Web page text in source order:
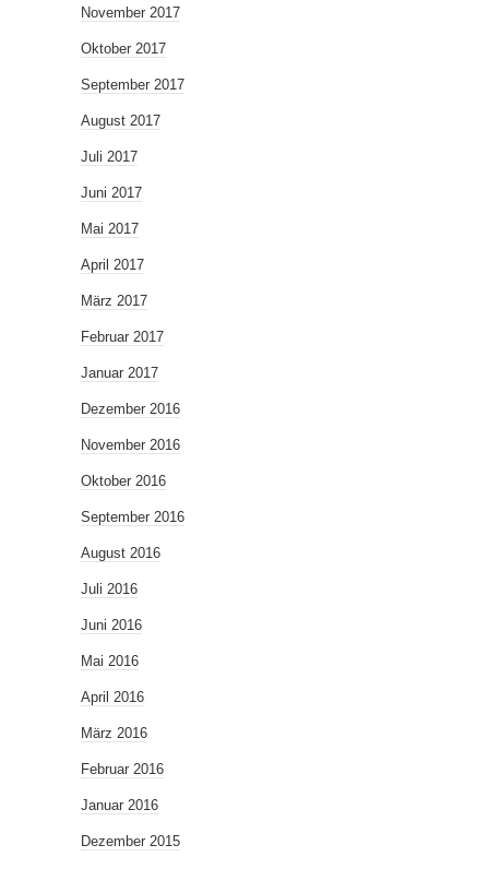
November 2017
Oktober 2017
September 2017
August 2017
Juli 2017
Juni 2017
Mai 2017
April 2017
März 2017
Februar 2017
Januar 2017
Dezember 2016
November 2016
Oktober 2016
September 2016
August 2016
Juli 2016
Juni 2016
Mai 2016
April 2016
März 2016
Februar 2016
Januar 2016
Dezember 2015